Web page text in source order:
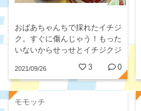
おばあちゃんちで採れたイチジ
ク。すぐに傷んじゃう！もった
いないからせっせとイチジクジ
2021/09/26 3 0
モモッチ